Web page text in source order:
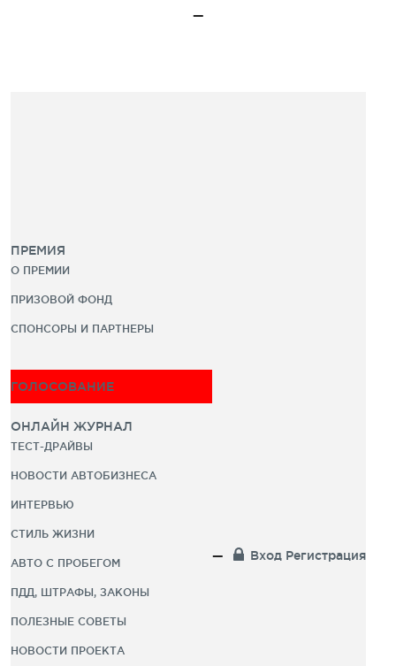
ПРЕМИЯ
О ПРЕМИИ
ПРИЗОВОЙ ФОНД
СПОНСОРЫ И ПАРТНЕРЫ
ГОЛОСОВАНИЕ
ОНЛАЙН ЖУРНАЛ
ТЕСТ-ДРАЙВЫ
НОВОСТИ АВТОБИЗНЕСА
ИНТЕРВЬЮ
СТИЛЬ ЖИЗНИ
АВТО С ПРОБЕГОМ
ПДД, ШТРАФЫ, ЗАКОНЫ
ПОЛЕЗНЫЕ СОВЕТЫ
НОВОСТИ ПРОЕКТА
Вход Регистрация